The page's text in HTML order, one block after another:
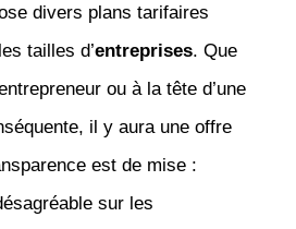
divers plans tarifaires
tailles d’entreprises. Que
ou à la tête d’une
il y aura une offre
est de mise :
sur les